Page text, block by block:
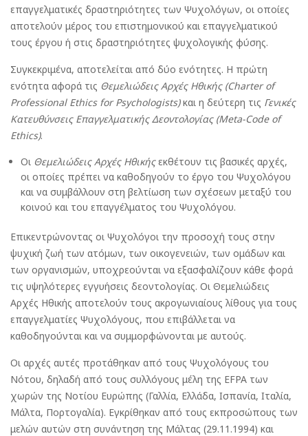
επαγγελματικές δραστηριότητες των Ψυχολόγων, οι οποίες
αποτελούν μέρος του επιστημονικού και επαγγελματικού
τους έργου ή στις δραστηριότητες ψυχολογικής φύσης.
Συγκεκριμένα, αποτελείται από δύο ενότητες. Η πρώτη
ενότητα αφορά τις Θεμελιώδεις Αρχές Ηθικής (Charter of
Professional Ethics for Psychologists)και η δεύτερη τις Γενικές
Κατευθύνσεις Επαγγελματικής Δεοντολογίας (Meta-Code of
Ethics).
Οι Θεμελιώδεις Αρχές Ηθικήςεκθέτουν τις βασικές αρχές,
οι οποίες πρέπει να καθοδηγούν το έργο του Ψυχολόγου
και να συμβάλλουν στη βελτίωση των σχέσεων μεταξύ του
κοινού και του επαγγέλματος του Ψυχολόγου.
Επικεντρώνοντας οι Ψυχολόγοι την προσοχή τους στην
ψυχική ζωή των ατόμων, των οικογενειών, των ομάδων και
των οργανισμών, υποχρεούνται να εξασφαλίζουν κάθε φορά
τις υψηλότερες εγγυήσεις δεοντολογίας. Οι Θεμελιώδεις
Αρχές Ηθικής αποτελούν τους ακρογωνιαίους λίθους για τους
επαγγελματίες Ψυχολόγους, που επιβάλλεται να
καθοδηγούνται και να συμμορφώνονται με αυτούς.
Οι αρχές αυτές προτάθηκαν από τους Ψυχολόγους του
Νότου, δηλαδή από τους συλλόγους μέλη της EFPA των
χωρών της Νοτίου Ευρώπης (Γαλλία, Ελλάδα, Ισπανία, Ιταλία,
Μάλτα, Πορτογαλία). Εγκρίθηκαν από τους εκπροσώπους των
μελών αυτών στη συνάντηση της Μάλτας (29.11.1994) και